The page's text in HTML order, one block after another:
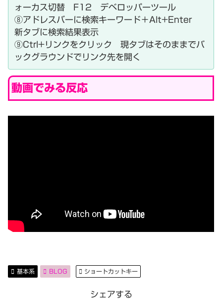
ォーカス切替 F12 デベロッパーツール
⑧アドレスバーに検索キーワード＋Alt+Enter
新タブに検索結果表示
⑨Ctrl+リンクをクリック 現タブはそのままでバ
ックグラウンドでリンク先を開く
動画でみる反応
基本系 BLOG ショートカットキー
シェアする